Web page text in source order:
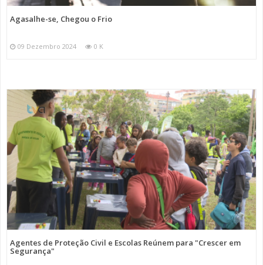
Agasalhe-se, Chegou o Frio
09 Dezembro 2024 0 K
Agentes de Proteção Civil e Escolas Reúnem para "Crescer em
Segurança"